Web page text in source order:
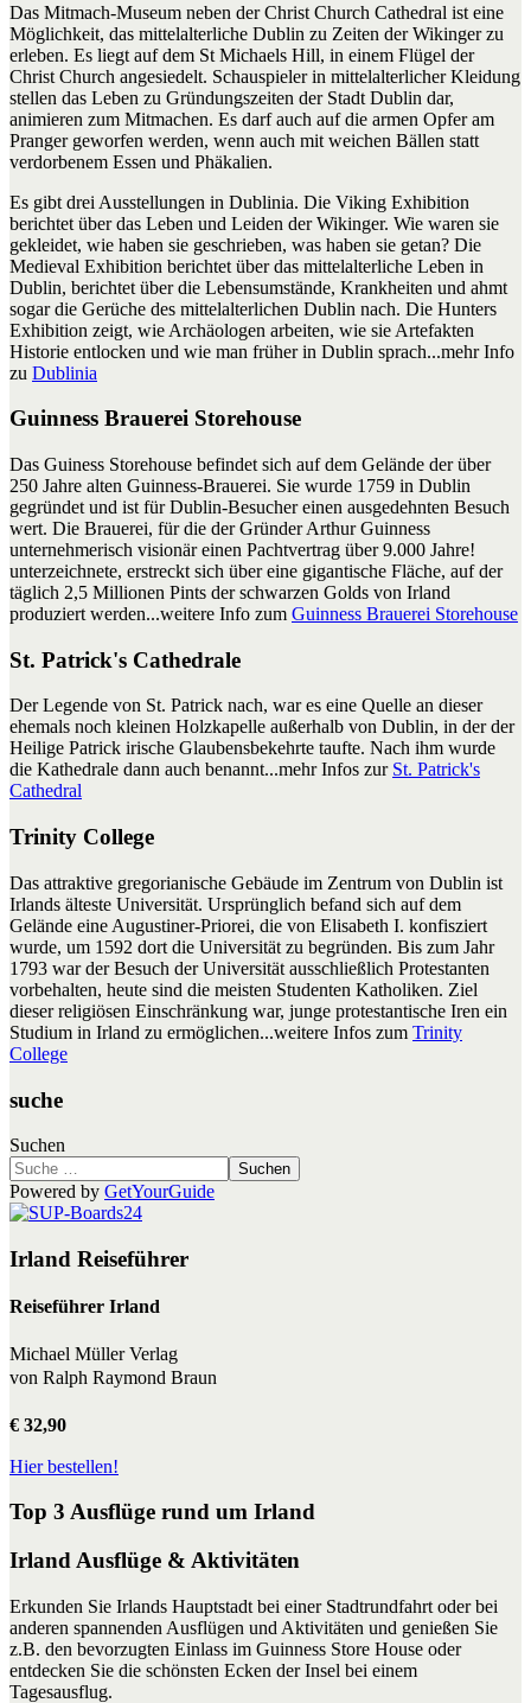
Das Mitmach-Museum neben der Christ Church Cathedral ist eine
Möglichkeit, das mittelalterliche Dublin zu Zeiten der Wikinger zu
erleben. Es liegt auf dem St Michaels Hill, in einem Flügel der
Christ Church angesiedelt. Schauspieler in mittelalterlicher Kleidung
stellen das Leben zu Gründungszeiten der Stadt Dublin dar,
animieren zum Mitmachen. Es darf auch auf die armen Opfer am
Pranger geworfen werden, wenn auch mit weichen Bällen statt
verdorbenem Essen und Phäkalien.
Es gibt drei Ausstellungen in Dublinia. Die Viking Exhibition
berichtet über das Leben und Leiden der Wikinger. Wie waren sie
gekleidet, wie haben sie geschrieben, was haben sie getan? Die
Medieval Exhibition berichtet über das mittelalterliche Leben in
Dublin, berichtet über die Lebensumstände, Krankheiten und ahmt
sogar die Gerüche des mittelalterlichen Dublin nach. Die Hunters
Exhibition zeigt, wie Archäologen arbeiten, wie sie Artefakten
Historie entlocken und wie man früher in Dublin sprach...mehr Info
zu Dublinia
Guinness Brauerei Storehouse
Das Guiness Storehouse befindet sich auf dem Gelände der über
250 Jahre alten Guinness-Brauerei. Sie wurde 1759 in Dublin
gegründet und ist für Dublin-Besucher einen ausgedehnten Besuch
wert. Die Brauerei, für die der Gründer Arthur Guinness
unternehmerisch visionär einen Pachtvertrag über 9.000 Jahre!
unterzeichnete, erstreckt sich über eine gigantische Fläche, auf der
täglich 2,5 Millionen Pints der schwarzen Golds von Irland
produziert werden...weitere Info zum Guinness Brauerei Storehouse
St. Patrick's Cathedrale
Der Legende von St. Patrick nach, war es eine Quelle an dieser
ehemals noch kleinen Holzkapelle außerhalb von Dublin, in der der
Heilige Patrick irische Glaubensbekehrte taufte. Nach ihm wurde
die Kathedrale dann auch benannt...mehr Infos zur St. Patrick's
Cathedral
Trinity College
Das attraktive gregorianische Gebäude im Zentrum von Dublin ist
Irlands älteste Universität. Ursprünglich befand sich auf dem
Gelände eine Augustiner-Priorei, die von Elisabeth I. konfisziert
wurde, um 1592 dort die Universität zu begründen. Bis zum Jahr
1793 war der Besuch der Universität ausschließlich Protestanten
vorbehalten, heute sind die meisten Studenten Katholiken. Ziel
dieser religiösen Einschränkung war, junge protestantische Iren ein
Studium in Irland zu ermöglichen...weitere Infos zum Trinity
College
suche
Suchen
Suchen
Powered by GetYourGuide
Irland Reiseführer
Reiseführer Irland
Michael Müller Verlag
von Ralph Raymond Braun
€ 32,90
Hier bestellen!
Top 3 Ausflüge rund um Irland
Irland Ausflüge & Aktivitäten
Erkunden Sie Irlands Hauptstadt bei einer Stadtrundfahrt oder bei
anderen spannenden Ausflügen und Aktivitäten und genießen Sie
z.B. den bevorzugten Einlass im Guinness Store House oder
entdecken Sie die schönsten Ecken der Insel bei einem
Tagesausflug.